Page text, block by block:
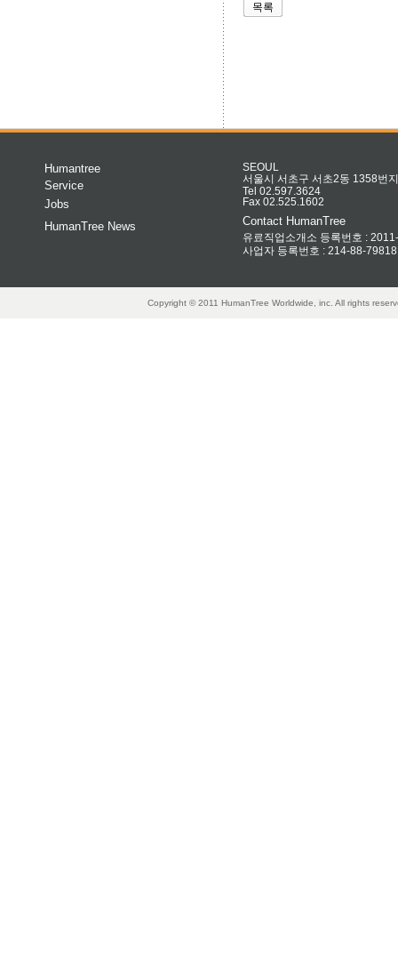
목록
Humantree
Service
Jobs
HumanTree News
SEOUL
서울시 서초구 서초2동 1358번
Tel 02.597.3624
Fax 02.525.1602
Contact HumanTree
유료직업소개소 등록번호 :
사업자 등록번호 : 214-88-79818
Copyright © 2011 HumanTree Worldwide, inc. All rights